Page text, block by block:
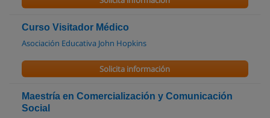
Curso Visitador Médico
Asociación Educativa John Hopkins
Solicita información
Maestría en Comercialización y Comunicación
Social